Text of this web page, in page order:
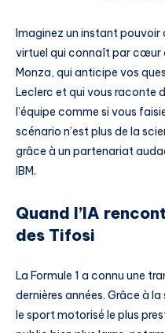
Imaginez un instant
virtuel qui connaît par cœur
Monza, qui anticipe vos
Leclerc et qui vous raconte
l’équipe comme si vous
scénario n’est plus de la
grâce à un partenariat
IBM.
Quand l’IA
des Tifosi
La Formule 1 a connu une
dernières années. Grâce à
le sport motorisé le plus